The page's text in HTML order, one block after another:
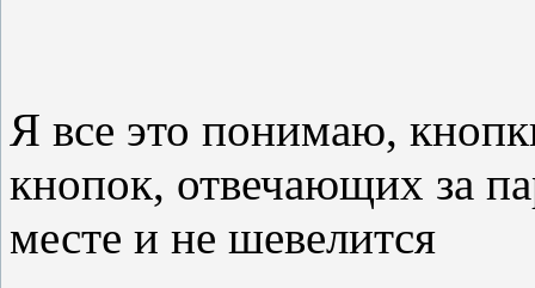
Я все это понимаю,
кнопок, отвечающих за
месте и не шевелится